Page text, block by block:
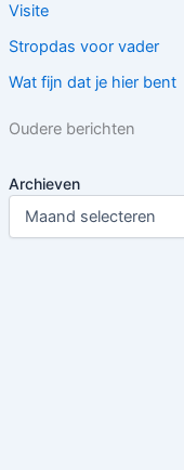
Visite
Stropdas voor vader
Wat fijn dat je hier bent
Oudere berichten
Archieven